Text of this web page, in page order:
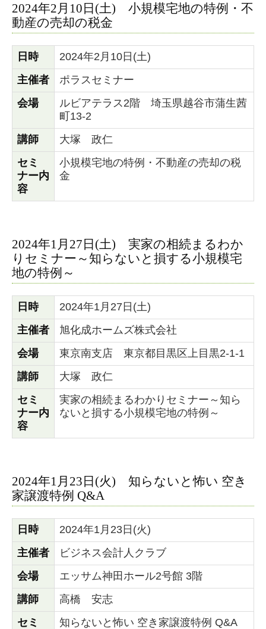
2024年2月10日(土) 小規模宅地の特例・不
動産の売却の税金
日時
2024年2月10日(土)
主催者
ポラスセミナー
会場
ルビアテラス2階 埼玉県越谷市蒲生茜
町13-2
講師
大塚 政仁
セミ
ナー内
容
小規模宅地の特例・不動産の売却の税
金
2024年1月27日(土) 実家の相続まるわか
りセミナー～知らないと損する小規模宅
地の特例～
日時
2024年1月27日(土)
主催者
旭化成ホームズ株式会社
会場
東京南支店 東京都目黒区上目黒2-1-1
講師
大塚 政仁
セミ
ナー内
容
実家の相続まるわかりセミナー～知ら
ないと損する小規模宅地の特例～
2024年1月23日(火) 知らないと怖い 空き
家譲渡特例 Q&A
日時
2024年1月23日(火)
主催者
ビジネス会計人クラブ
会場
エッサム神田ホール2号館 3階
講師
高橋 安志
セミ
知らないと怖い 空き家譲渡特例 Q&A